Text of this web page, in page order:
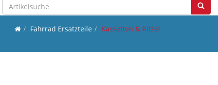
Fahrrad Ersatzteile Kassetten & Ritzel